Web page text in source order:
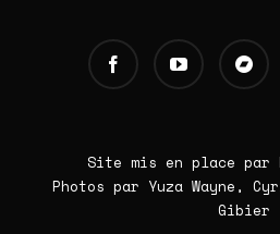
Site mis en place par
Photos par Yuza Wayne,
Gibier